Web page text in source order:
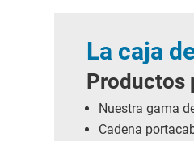
La caja
Productos
Nuestra gama
Cadena